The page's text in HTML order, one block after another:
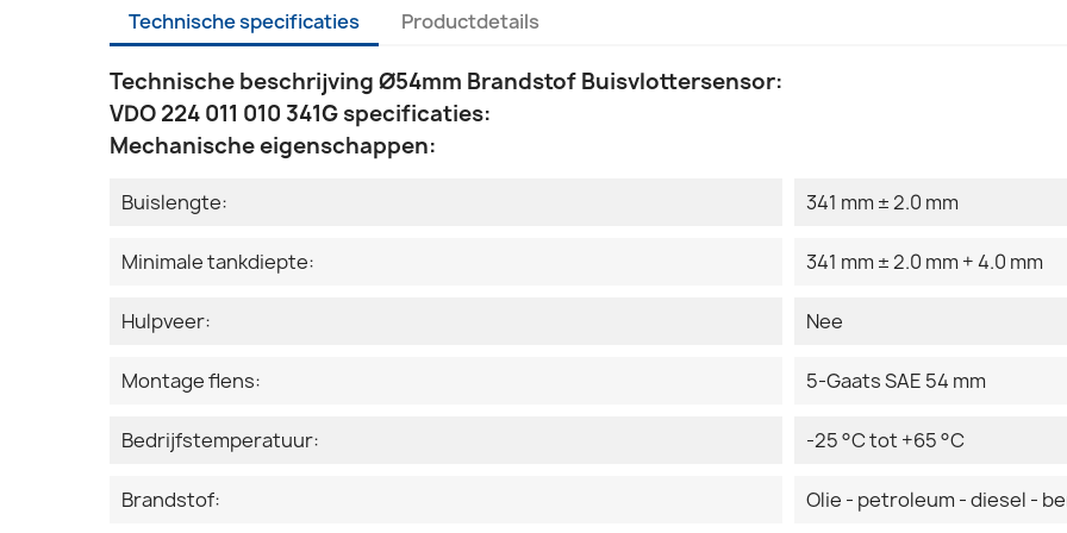
Technische specificaties Productdetails
Technische beschrijving Ø54mm Brandstof Buisvlottersensor:
VDO 224 011 010 341G specificaties:
Mechanische eigenschappen:
Buislengte: 341 mm ± 2.0 mm
Minimale tankdiepte: 341 mm ± 2.0 mm + 4.0 mm
Hulpveer: Nee
Montage flens: 5-Gaats SAE 54 mm
Bedrijfstemperatuur: -25 °C tot +65 °C
Brandstof: Olie - petroleum - diesel -